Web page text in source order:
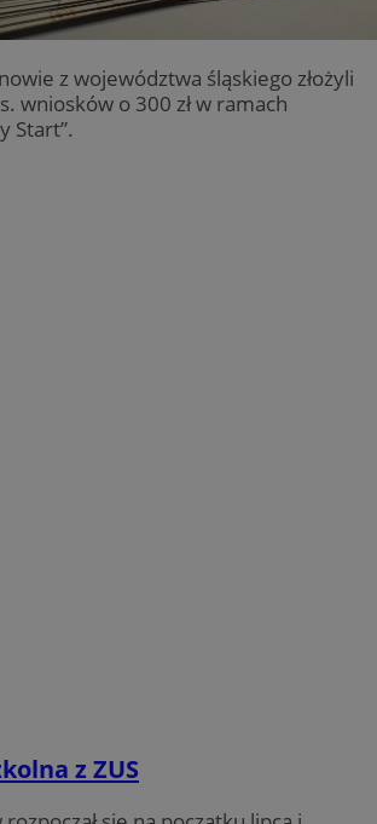
z województwa śląskiego złożyli
wniosków o 300 zł w ramach
Start”.
z ZUS